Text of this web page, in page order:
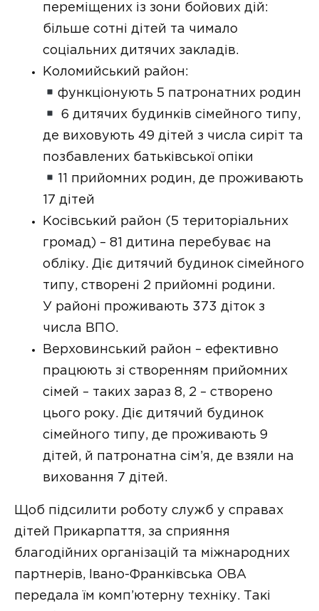
переміщених із зони бойових дій:
більше сотні дітей та чимало
соціальних дитячих закладів.
Коломийський район:
функціонують 5 патронатних родин
6 дитячих будинків сімейного типу,
де виховують 49 дітей з числа сиріт та
позбавлених батьківської опіки
11 прийомних родин, де проживають
17 дітей
Косівський район (5 територіальних
громад) – 81 дитина перебуває на
обліку. Діє дитячий будинок сімейного
типу, створені 2 прийомні родини.
У районі проживають 373 діток з
числа ВПО.
Верховинський район – ефективно
працюють зі створенням прийомних
сімей – таких зараз 8, 2 – створено
цього року. Діє дитячий будинок
сімейного типу, де проживають 9
дітей, й патронатна сім’я, де взяли на
виховання 7 дітей.
Щоб підсилити роботу служб у справах
дітей Прикарпаття, за сприяння
благодійних організацій та міжнародних
партнерів, Івано-Франківська ОВА
передала їм комп’ютерну техніку. Такі